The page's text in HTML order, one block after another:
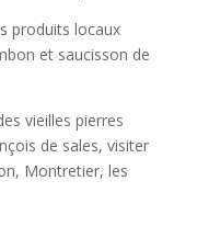
produits locaux
et saucisson de
vieilles pierres
de sales, visiter
Montretier, les